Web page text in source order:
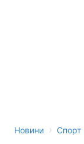
Новини › Спорт